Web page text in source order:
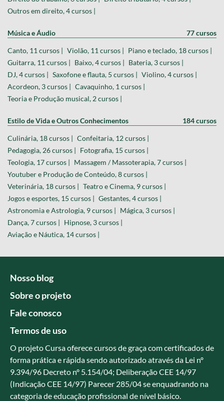
Outros em direito, 4 cursos |
Música e Áudio 77 cursos
Canto, 11 cursos | Violão, 11 cursos | Piano e teclado, 18 cursos |
Guitarra, 11 cursos | Baixo, 4 cursos | Bateria, 3 cursos |
DJ, 4 cursos | Saxofone e flauta, 5 cursos | Violino, 4 cursos |
Acordeon, 3 cursos | Cavaquinho, 1 cursos |
Teoria e Produção musical, 2 cursos |
Estilo de Vida e Outros Conhecimentos 184 cursos
Culinária, 18 cursos | Confeitaria, 12 cursos |
Pedagogia, 26 cursos | Fotografia, 15 cursos |
Teologia, 17 cursos | Massagem / Massoterapia, 7 cursos |
Youtuber e Produção de Conteúdo, 8 cursos |
Veterinária, 18 cursos | Teatro e Cinema, 9 cursos |
Jogos e esportes, 15 cursos | Gestantes, 4 cursos |
Astronomia e Astrologia, 9 cursos | Mágica, 3 cursos |
Dança, 7 cursos | Hipnose, 3 cursos |
Aviação e Náutica, 14 cursos |
Nosso blog
Sobre o projeto
Fale conosco
Termos de uso
O projeto Cursa oferece cursos de graça com certificados de
forma prática e rápida sendo autorizado através da Lei nº
9.394/96 Decreto nº 5.154/04; Deliberação CEE 14/97
(Indicação CEE 14/97) Parecer 285/04 se enquadrando na
categoria de educação profissional de nível básico.